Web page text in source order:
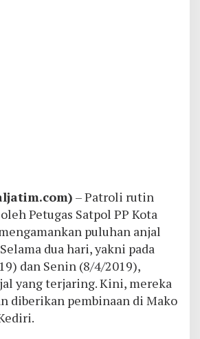
– Patroli rutin
Petugas Satpol PP Kota
puluhan anjal
dua hari, yakni pada
dan Senin (8/4/2019),
yang terjaring. Kini, mereka
diberikan pembinaan di Mako